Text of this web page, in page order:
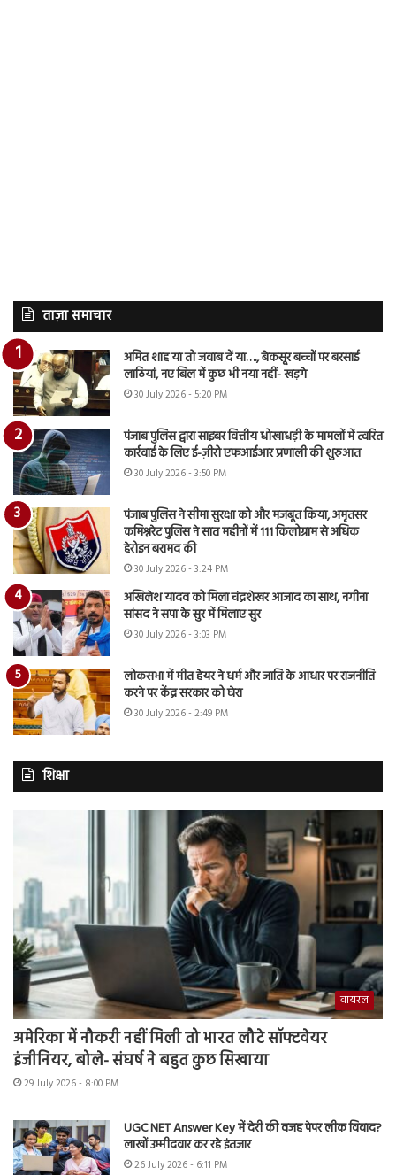
ताज़ा समाचार
अमित शाह या तो जवाब दें या…., बेकसूर बच्चों पर बरसाई
लाठियां, नए बिल में कुछ भी नया नहीं- खड़गे
30 July 2026 - 5:20 PM
पंजाब पुलिस द्वारा साइबर वित्तीय धोखाधड़ी के मामलों में त्वरित
कार्रवाई के लिए ई-ज़ीरो एफआईआर प्रणाली की शुरुआत
30 July 2026 - 3:50 PM
पंजाब पुलिस ने सीमा सुरक्षा को और मजबूत किया, अमृतसर
कमिश्नरेट पुलिस ने सात महीनों में 111 किलोग्राम से अधिक
हेरोइन बरामद की
30 July 2026 - 3:24 PM
अखिलेश यादव को मिला चंद्रशेखर आजाद का साथ, नगीना
सांसद ने सपा के सुर में मिलाए सुर
30 July 2026 - 3:03 PM
लोकसभा में मीत हेयर ने धर्म और जाति के आधार पर राजनीति
करने पर केंद्र सरकार को घेरा
30 July 2026 - 2:49 PM
शिक्षा
वायरल
अमेरिका में नौकरी नहीं मिली तो भारत लौटे सॉफ्टवेयर
इंजीनियर, बोले- संघर्ष ने बहुत कुछ सिखाया
29 July 2026 - 8:00 PM
UGC NET Answer Key में देरी की वजह पेपर लीक विवाद?
लाखों उम्मीदवार कर रहे इंतजार
26 July 2026 - 6:11 PM